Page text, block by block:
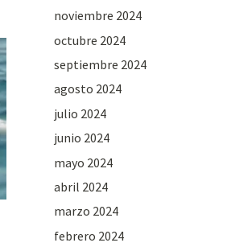
noviembre 2024
octubre 2024
septiembre 2024
agosto 2024
julio 2024
junio 2024
mayo 2024
abril 2024
marzo 2024
febrero 2024